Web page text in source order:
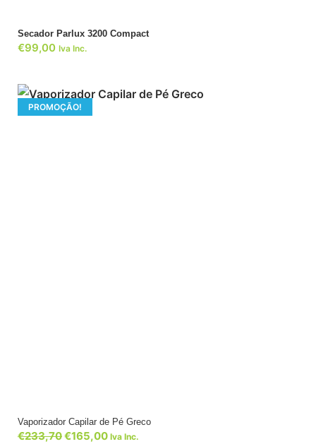
Secador Parlux 3200 Compact
€99,00 Iva Inc.
PROMOÇÃO!
Vaporizador Capilar de Pé Greco
€233,70€165,00 Iva Inc.